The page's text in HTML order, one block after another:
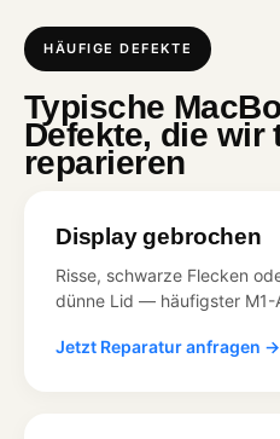
HÄUFIGE DEFEKTE
Typische
Defekte, die wir
reparieren
Display gebrochen
Risse, schwarze Flecken
dünne Lid — häufigster M1-
Jetzt Reparatur anfragen →